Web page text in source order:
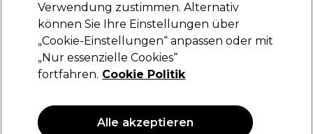
Redken Wax Spray 150ml
0
28,20 €
18.80 € pro 100ml
ANGEBOT
Verwendung zustimmen. Alternativ
können Sie Ihre Einstellungen über
„Cookie-Einstellungen“ anpassen oder mit
„Nur essenzielle Cookies“
fortfahren. Cookie Politik
Alle akzeptieren